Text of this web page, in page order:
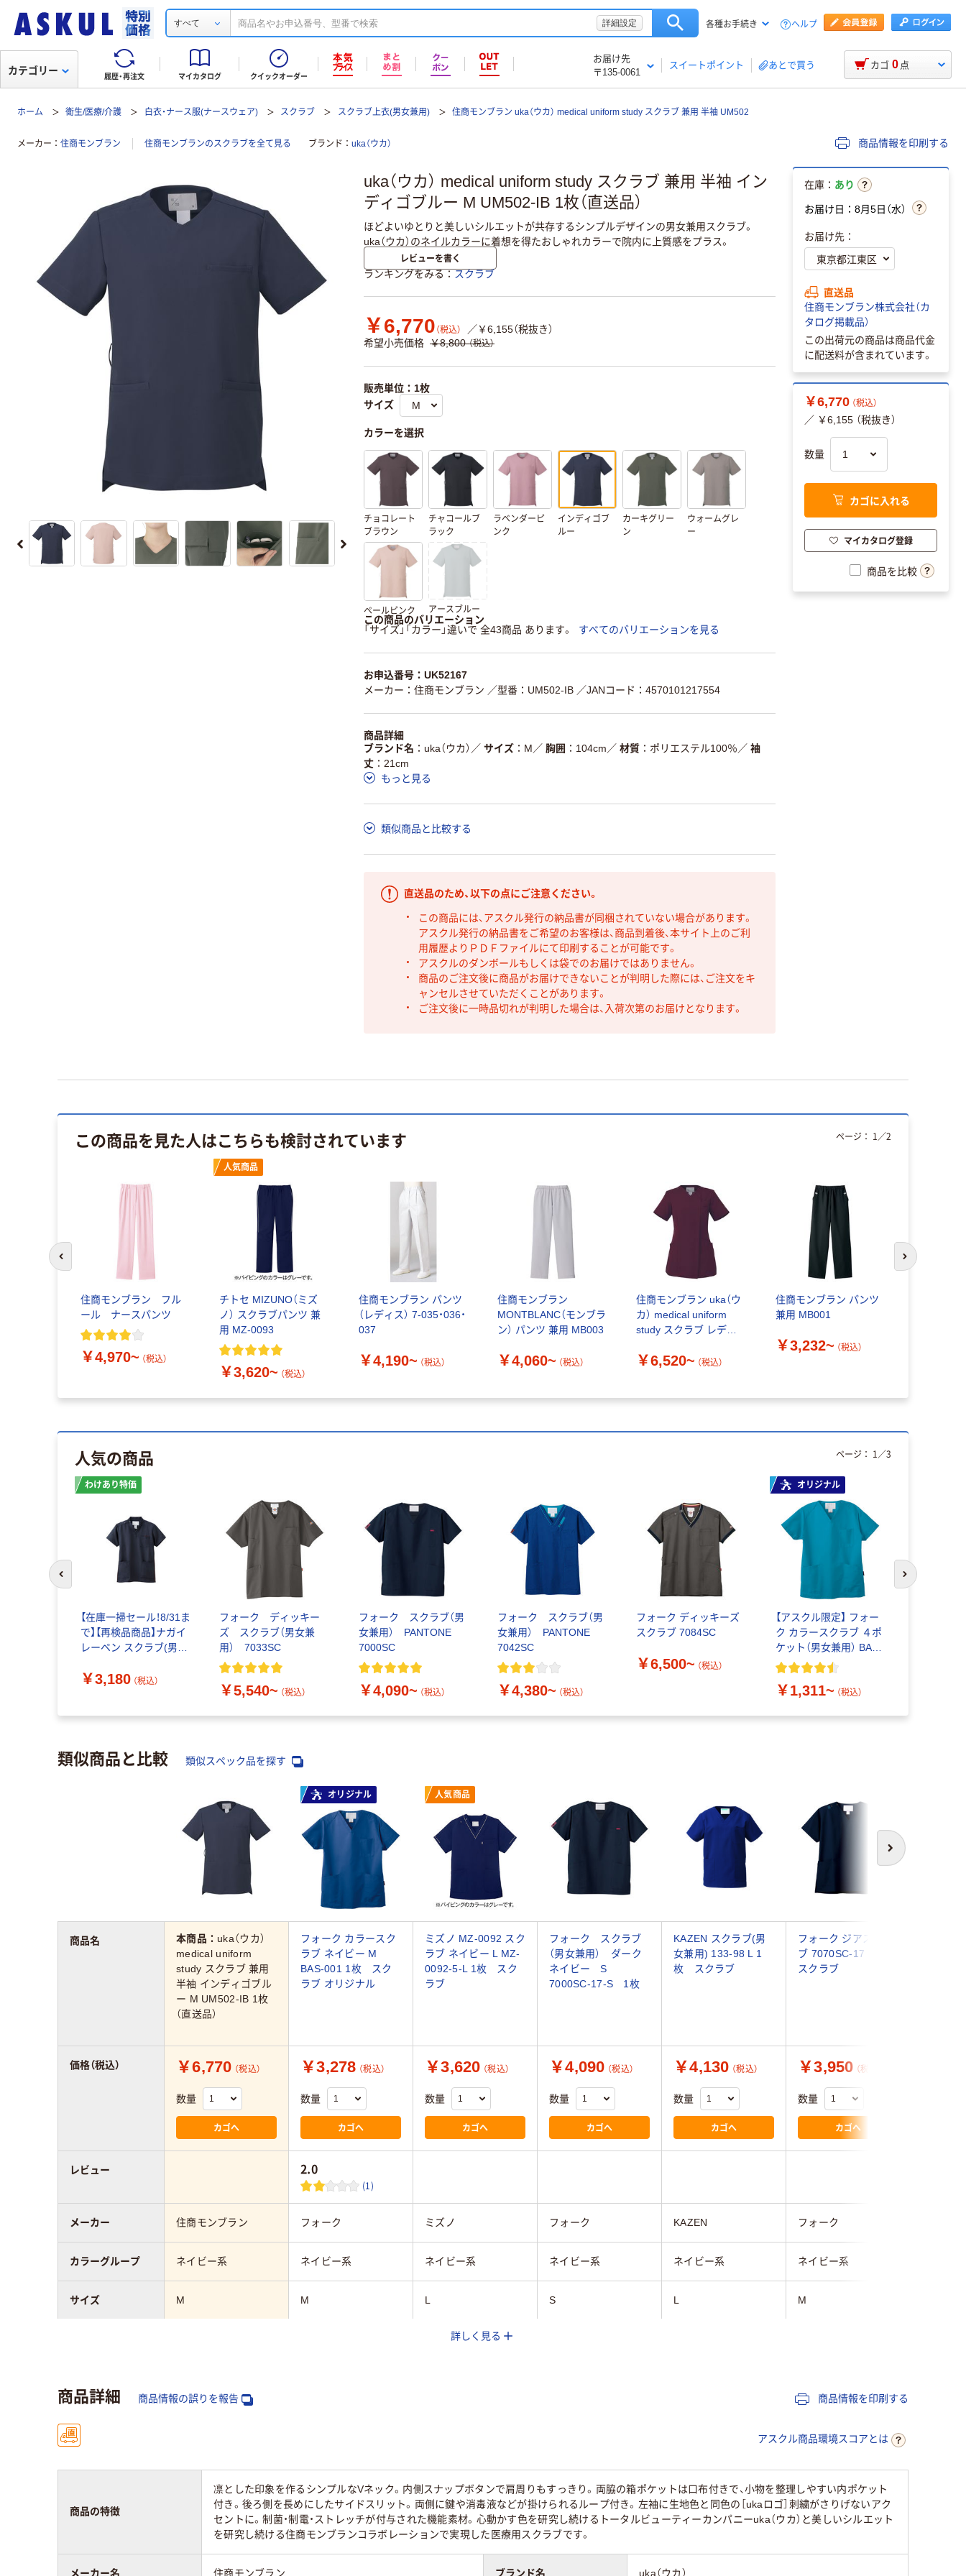
すべて 詳細設定 各種お手続き ヘルプ
履歴・再注文 マイカタログ クイックオーダー
お届け先
〒135-0061
スイートポイント あとで買う
カテゴリー カゴ 0 点
ホーム 衛生/医療/介護 白衣・ナース服(ナースウェア) スクラブ スクラブ上衣(男女兼用) 住商モンブラン uka（ウカ） medical uniform study スクラブ 兼用 半袖 UM502
メーカー 住商モンブラン 住商モンブランのスクラブを全て見る ブランド uka（ウカ） 商品情報を印刷する
uka（ウカ） medical uniform study スクラブ 兼用 半袖 イン
ディゴブルー M UM502-IB 1枚（直送品）
ほどよいゆとりと美しいシルエットが共存するシンプルデザインの男女兼用スクラブ。
uka（ウカ）のネイルカラーに着想を得たおしゃれカラーで院内に上質感をプラス。
レビューを書く
ランキングをみる スクラブ
￥6,770 （税込）
／￥6,155（税抜き）
希望小売価格 ￥8,800 （税込）
販売単位：1枚
サイズ
カラーを選択
チョコレート
ブラウン
チャコールブ
ラック
ラベンダーピ
ンク
インディゴブ
ルー
カーキグリー
ン
ウォームグレ
ー
ペールピンク アースブルー
この商品のバリエーション
「サイズ」「カラー」違いで 全43商品 あります。
すべてのバリエーションを見る
お申込番号：UK52167
メーカー：住商モンブラン ／型番：UM502-IB ／JANコード：4570101217554
商品詳細
ブランド名
uka（ウカ） ／ サイズ M ／ 胸囲 104cm ／ 材質 ポリエステル100％ ／ 袖
丈
21cm
もっと見る
類似商品と比較する
直送品のため、以下の点にご注意ください。
この商品には、アスクル発行の納品書が同梱されていない場合があります。
アスクル発行の納品書をご希望のお客様は、商品到着後、本サイト上のご利
用履歴よりＰＤＦファイルにて印刷することが可能です。
アスクルのダンボールもしくは袋でのお届けではありません。
商品のご注文後に商品がお届けできないことが判明した際には、ご注文をキ
ャンセルさせていただくことがあります。
ご注文後に一時品切れが判明した場合は、入荷次第のお届けとなります。
在庫： あり
お届け日：8月5日（水）
お届け先：
直送品
住商モンブラン株式会社（カ
タログ掲載品）
この出荷元の商品は商品代金
に配送料が含まれています。
￥6,770 （税込）
／ ￥6,155 （税抜き）
数量
カゴに入れる
マイカタログ登録
商品を比較
この商品を見た人はこちらも検討されています
住商モンブラン フル
ール ナースパンツ
￥4,970~ （税込）
人気商品
チトセ MIZUNO（ミズ
ノ） スクラブパンツ 兼
用 MZ-0093
￥3,620~ （税込）
住商モンブラン パンツ
（レディス） 7-035・036・
037
￥4,190~ （税込）
住商モンブラン
MONTBLANC（モンブラ
ン） パンツ 兼用 MB003
￥4,060~ （税込）
住商モンブラン uka（ウ
カ） medical uniform
study スクラブ レディ
￥6,520~ （税込）
住商モンブラン パンツ
兼用 MB001
￥3,232~ （税込）
ページ： 1 ／2
前のスライドへ 次のスライド
人気の商品
わけあり特価
【在庫一掃セール！8/31ま
で】【再検品商品】ナガイ
レーベン スクラブ(男女
イビー L RT-5062 1枚
￥3,180 （税込）
フォーク ディッキー
ズ スクラブ（男女兼
用） 7033SC
￥5,540~ （税込）
フォーク スクラブ（男
女兼用） PANTONE
7000SC
￥4,090~ （税込）
フォーク スクラブ（男
女兼用） PANTONE
7042SC
￥4,380~ （税込）
フォーク ディッキーズ
スクラブ 7084SC
￥6,500~ （税込）
オリジナル
【アスクル限定】 フォー
ク カラースクラブ ４ポ
ケット（男女兼用） BAS-
001
￥1,311~ （税込）
ページ： 1 ／3
前のスライドへ 次のスライド
類似商品と比較 類似スペック品を探す
次へ
オリジナル 人気商品
本商品： uka（ウカ）
medical uniform
study スクラブ 兼用
半袖 インディゴブル
ー M UM502-IB 1枚
（直送品）
フォーク カラースク
ラブ ネイビー M
BAS-001 1枚 スク
ラブ オリジナル
ミズノ MZ-0092 スク
ラブ ネイビー L MZ-
0092-5-L 1枚 スク
ラブ
フォーク スクラブ
（男女兼用） ダーク
ネイビー S
7000SC-17-S 1枚
KAZEN スクラブ(男
女兼用) 133-98 L 1
枚 スクラブ
フォーク ジアスクラ
ブ 7070SC-17 1枚
スクラブ
￥6,770 （税込）
数量
カゴへ
￥3,278 （税込）
数量
カゴへ
￥3,620 （税込）
数量
カゴへ
￥4,090 （税込）
数量
カゴへ
￥4,130 （税込）
数量
カゴへ
￥3,950 （税込）
数量
カゴへ
2.0
(1)
住商モンブラン フォーク ミズノ フォーク KAZEN フォーク
ネイビー系 ネイビー系 ネイビー系 ネイビー系 ネイビー系 ネイビー系
M M L S L M
商品名
価格（税込）
レビュー
メーカー
カラーグループ
サイズ
詳しく見る
商品詳細 商品情報の誤りを報告 商品情報を印刷する
アスクル商品環境スコアとは
商品の特徴
凛とした印象を作るシンプルなVネック。内側スナップボタンで肩周りもすっきり。両脇の箱ポケットは口布付きで、小物を整理しやすい内ポケット
付き。後ろ側を長めにしたサイドスリット。両側に鍵や消毒液などが掛けられるループ付き。左袖に生地色と同色の［ukaロゴ］刺繍がさりげないアク
セントに。制菌・制電・ストレッチが付与された機能素材。心動かす色を研究し続けるトータルビューティーカンパニーuka（ウカ）と美しいシルエット
を研究し続ける住商モンブランコラボレーションで実現した医療用スクラブです。
メーカー名 住商モンブラン ブランド名 uka（ウカ）